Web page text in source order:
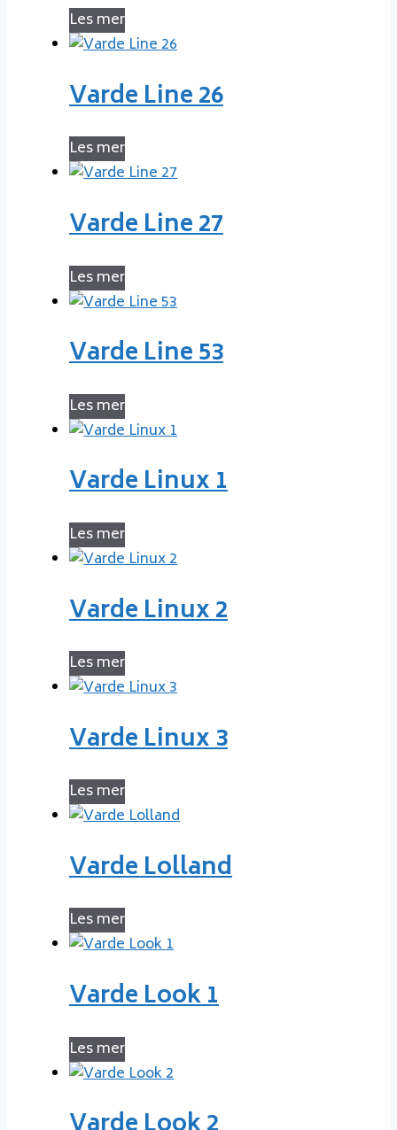
Les mer
Varde Line 26
Les mer
Varde Line 27
Les mer
Varde Line 53
Les mer
Varde Linux 1
Les mer
Varde Linux 2
Les mer
Varde Linux 3
Les mer
Varde Lolland
Les mer
Varde Look 1
Les mer